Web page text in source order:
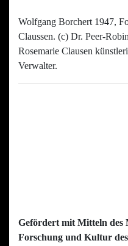
Wolfgang Borchert 1947,
Claussen. (c) Dr. Peer-
Rosemarie Clausen
Verwalter.
Gefördert mit Mitteln des
Forschung und Kultur